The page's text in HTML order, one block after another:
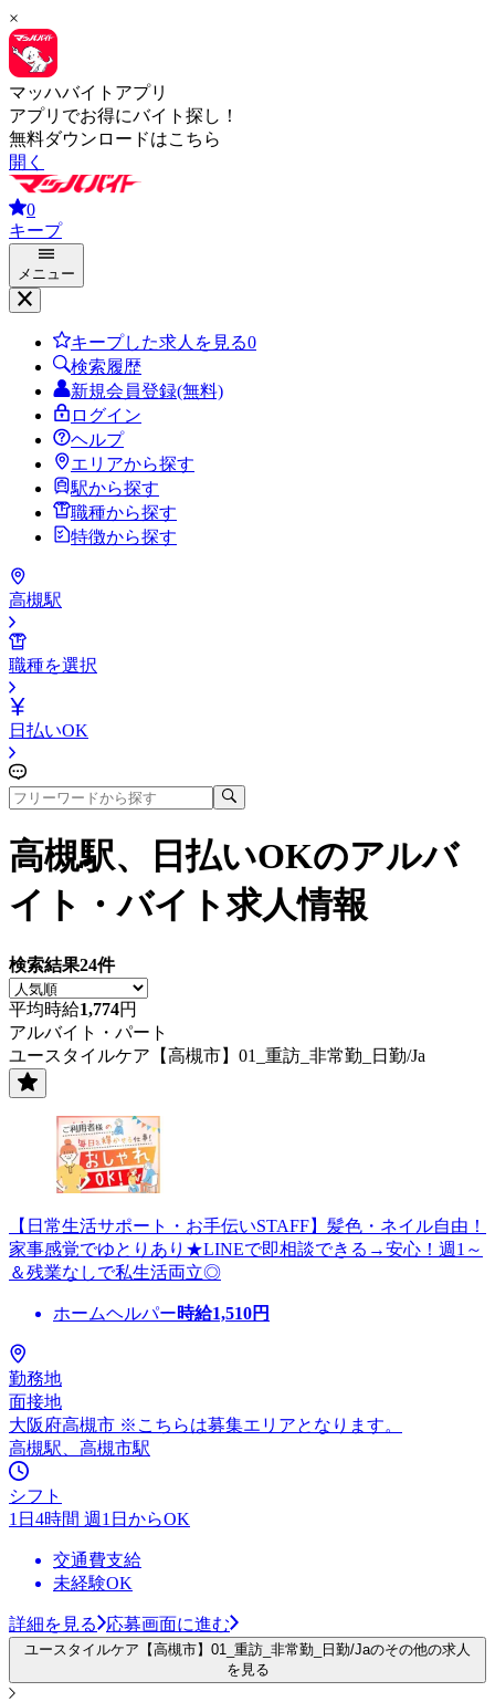
×
マッハバイトアプリ
アプリでお得にバイト探し！
無料ダウンロードはこちら
開く
0
キープ
メニュー
キープした求人を見る0
検索履歴
新規会員登録(無料)
ログイン
ヘルプ
エリアから探す
駅から探す
職種から探す
特徴から探す
高槻駅
職種を選択
日払いOK
高槻駅、日払いOKのアルバ
イト・バイト求人情報
検索結果24件
平均時給1,774円
アルバイト・パート
ユースタイルケア【高槻市】01_重訪_非常勤_日勤/Ja
【日常生活サポート・お手伝いSTAFF】髪色・ネイル自由！
家事感覚でゆとりあり★LINEで即相談できる→安心！週1～
＆残業なしで私生活両立◎
ホームヘルパー時給1,510円
勤務地
面接地
大阪府高槻市 ※こちらは募集エリアとなります。
高槻駅、高槻市駅
シフト
1日4時間 週1日からOK
交通費支給
未経験OK
詳細を見る 応募画面に進む
ユースタイルケア【高槻市】01_重訪_非常勤_日勤/Jaのその他の求人
を見る